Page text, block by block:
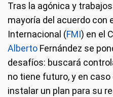
Tras la agónica y
mayoría del acuerdo con
Internacional (FMI) en el
Alberto Fernández se
desafíos: buscará
no tiene futuro, y en
instalar un plan para su